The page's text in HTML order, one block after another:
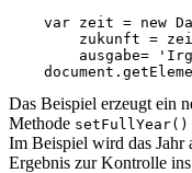
var zeit = new
zukunft =
ausgabe=
document .
Das Beispiel erzeugt ein
Methode setFullYear()
Im Beispiel wird das Jahr
Ergebnis zur Kontrolle